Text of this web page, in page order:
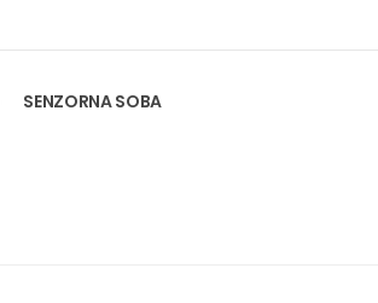
SENZORNA SOBA